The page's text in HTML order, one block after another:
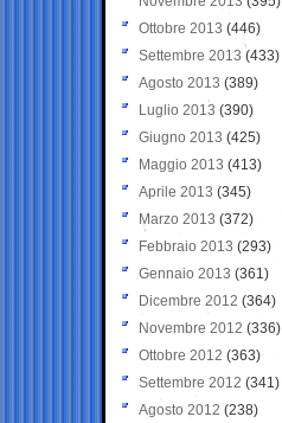
Ottobre 2013 (446)
Settembre 2013 (433)
Agosto 2013 (389)
Luglio 2013 (390)
Giugno 2013 (425)
Maggio 2013 (413)
Aprile 2013 (345)
Marzo 2013 (372)
Febbraio 2013 (293)
Gennaio 2013 (361)
Dicembre 2012 (364)
Novembre 2012 (336)
Ottobre 2012 (363)
Settembre 2012 (341)
Agosto 2012 (238)